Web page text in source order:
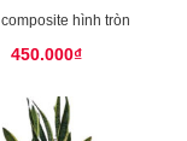
hình tròn
450.000₫